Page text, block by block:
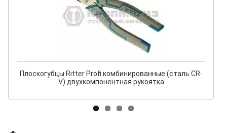
Плоскогубцы Ritter Profi комбинированные (сталь CR-
V) двухкомпонентная рукоятка